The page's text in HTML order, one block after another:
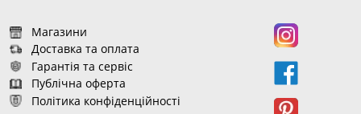
Магазини
Доставка та оплата
Гарантія та сервіс
Публічна оферта
Політика конфіденційності